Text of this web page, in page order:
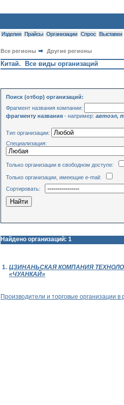
Изделия Прайсы Организации Спрос Выставки
Все регионы Другие регионы
Китай. Все виды организаций
Поиск (отбор) организаций:
Фрагмент названия компании:
фрагменту названия - например: автоэл,
Тип организации:
Специализация:
Только организации в свободном доступе:
Только организации, имеющие e-mail:
Сортировать:
Найдено организаций: 1
1. ЦЗИНАНЬСКАЯ КОМПАНИЯ
«ЧУАНКАЙ»
Производители и торговые организации в